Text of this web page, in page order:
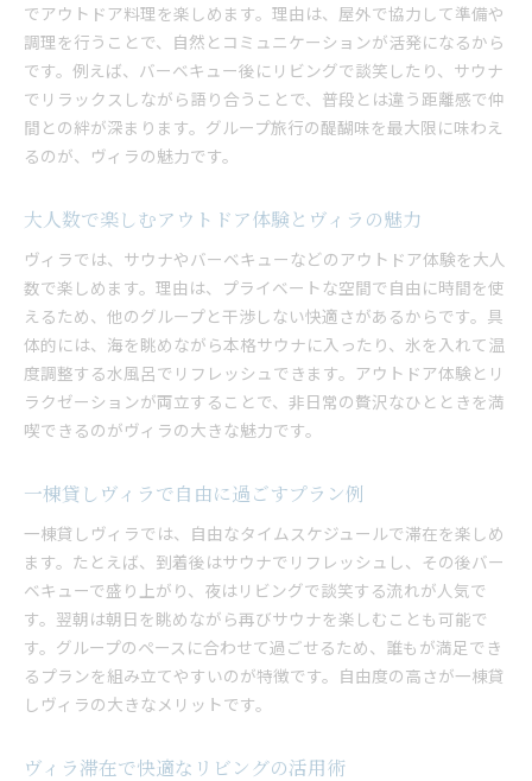
でアウトドア料理を楽しめます。理由は、屋外で協力して準備や
調理を行うことで、自然とコミュニケーションが活発になるから
です。例えば、バーベキュー後にリビングで談笑したり、サウナ
でリラックスしながら語り合うことで、普段とは違う距離感で仲
間との絆が深まります。グループ旅行の醍醐味を最大限に味わえ
るのが、ヴィラの魅力です。
大人数で楽しむアウトドア体験とヴィラの魅力
ヴィラでは、サウナやバーベキューなどのアウトドア体験を大人
数で楽しめます。理由は、プライベートな空間で自由に時間を使
えるため、他のグループと干渉しない快適さがあるからです。具
体的には、海を眺めながら本格サウナに入ったり、氷を入れて温
度調整する水風呂でリフレッシュできます。アウトドア体験とリ
ラクゼーションが両立することで、非日常の贅沢なひとときを満
喫できるのがヴィラの大きな魅力です。
一棟貸しヴィラで自由に過ごすプラン例
一棟貸しヴィラでは、自由なタイムスケジュールで滞在を楽しめ
ます。たとえば、到着後はサウナでリフレッシュし、その後バー
ベキューで盛り上がり、夜はリビングで談笑する流れが人気で
す。翌朝は朝日を眺めながら再びサウナを楽しむことも可能で
す。グループのペースに合わせて過ごせるため、誰もが満足でき
るプランを組み立てやすいのが特徴です。自由度の高さが一棟貸
しヴィラの大きなメリットです。
ヴィラ滞在で快適なリビングの活用術